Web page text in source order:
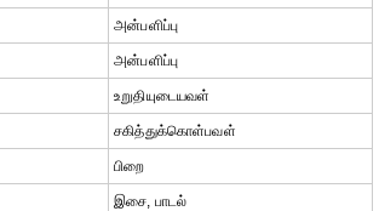
அன்பளிப்பு
அன்பளிப்பு
உறுதியுடையவள்
சகித்துக்கொள்பவள்
பிறை
இசை, பாடல்